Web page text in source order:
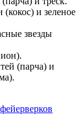
и зеленое
звезды
(парча) и